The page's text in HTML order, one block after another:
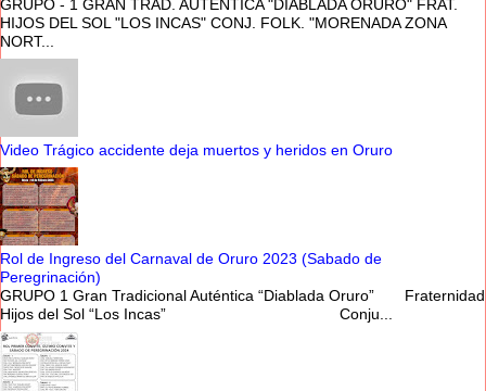
GRUPO - 1 GRAN TRAD. AUTÉNTICA "DIABLADA ORURO" FRAT.
HIJOS DEL SOL "LOS INCAS" CONJ. FOLK. "MORENADA ZONA
NORT...
Video Trágico accidente deja muertos y heridos en Oruro
Rol de Ingreso del Carnaval de Oruro 2023 (Sabado de
Peregrinación)
GRUPO 1 Gran Tradicional Auténtica “Diablada Oruro” Fraternidad
Hijos del Sol “Los Incas” Conju...